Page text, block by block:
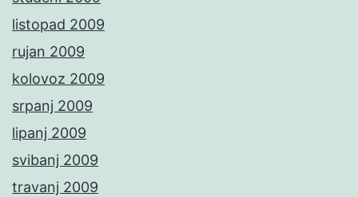
listopad 2009
rujan 2009
kolovoz 2009
srpanj 2009
lipanj 2009
svibanj 2009
travanj 2009